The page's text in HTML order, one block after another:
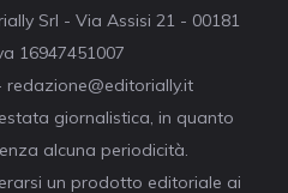
Srl - Via Assisi 21 - 00181
16947451007
redazione@editorially.it
giornalistica, in quanto
alcuna periodicità.
un prodotto editoriale ai